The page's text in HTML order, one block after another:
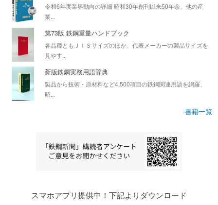
令和6年度業界動向の詳細 昭和30年創刊以来50年余、他の産
業...
第73版 鉄鋼重量ハンドブック
各品種ともＪＩＳサイズのほか、代表メーカーの製品サイズを
見やす...
新版鉄鋼実務用語辞典
製品から技術・原材料など4,500項目の鉄鋼関連用語を網羅、
昭...
書籍一覧
スマホアプリ提供中！下記よりダウンロード